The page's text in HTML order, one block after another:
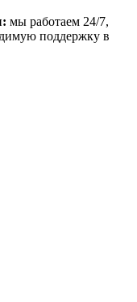
мы работаем 24/7,
поддержку в